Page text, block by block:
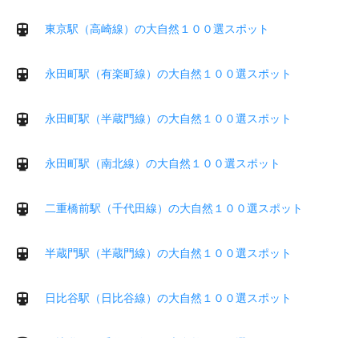
東京駅（高崎線）の大自然１００選スポット
永田町駅（有楽町線）の大自然１００選スポット
永田町駅（半蔵門線）の大自然１００選スポット
永田町駅（南北線）の大自然１００選スポット
二重橋前駅（千代田線）の大自然１００選スポット
半蔵門駅（半蔵門線）の大自然１００選スポット
日比谷駅（日比谷線）の大自然１００選スポット